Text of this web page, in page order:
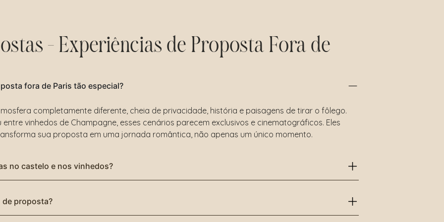
– Experiências de Proposta Fora de
fora de Paris tão especial?
completamente diferente, cheia de privacidade, história e paisagens de tirar o fôlego.
vinhedos de Champagne, esses cenários parecem exclusivos e cinematográficos. Eles
sua proposta em uma jornada romântica, não apenas um único momento.
no castelo e nos vinhedos?
de proposta?